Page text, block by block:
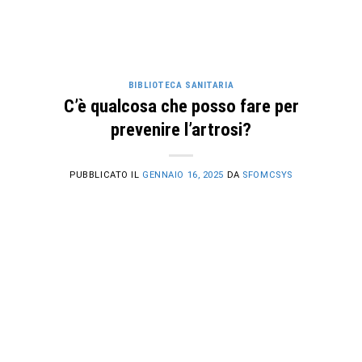
BIBLIOTECA SANITARIA
C’è qualcosa che posso fare per
prevenire l’artrosi?
PUBBLICATO IL GENNAIO 16, 2025 DA SFOMCSYS